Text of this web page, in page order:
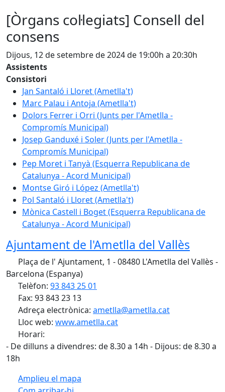
[Òrgans col·legiats] Consell del
consens
Dijous, 12 de setembre de 2024 de 19:00h a 20:30h
Assistents
Consistori
Jan Santaló i Lloret (Ametlla't)
Marc Palau i Antoja (Ametlla't)
Dolors Ferrer i Orri (Junts per l'Ametlla -
Compromís Municipal)
Josep Ganduxé i Soler (Junts per l'Ametlla -
Compromís Municipal)
Pep Moret i Tanyà (Esquerra Republicana de
Catalunya - Acord Municipal)
Montse Giró i López (Ametlla't)
Pol Santaló i Lloret (Ametlla't)
Mònica Castell i Boget (Esquerra Republicana de
Catalunya - Acord Municipal)
Ajuntament de l'Ametlla del Vallès
Plaça de l' Ajuntament, 1 - 08480 L'Ametlla del Vallès -
Barcelona (Espanya)
Telèfon: 93 843 25 01
Fax: 93 843 23 13
Adreça electrònica: ametlla@ametlla.cat
Lloc web: www.ametlla.cat
Horari:
- De dilluns a divendres: de 8.30 a 14h - Dijous: de 8.30 a
18h
Amplieu el mapa